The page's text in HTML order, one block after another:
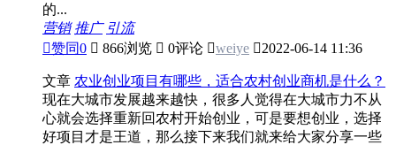
的...
营销 推广 引流
赞同0  866浏览  0评论 weiye 2022-06-14 11:36
文章 农业创业项目有哪些，适合农村创业商机是什么？
现在大城市发展越来越快，很多人觉得在大城市力不从
心就会选择重新回农村开始创业，可是要想创业，选择
好项目才是王道，那么接下来我们就来给大家分享一些